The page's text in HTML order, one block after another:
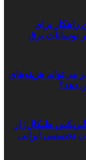
راهکار برای
نوسانات برق
می‌تواند هزینه‌های
دهد؟
هلیکال؛ از